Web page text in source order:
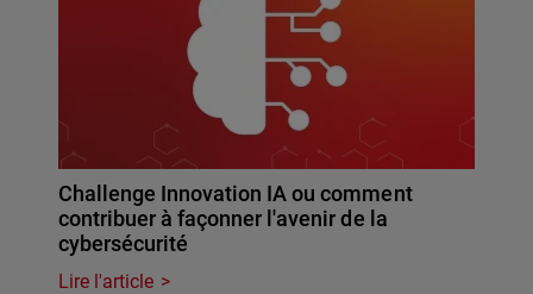
Challenge Innovation IA ou comment
contribuer à façonner l'avenir de la
cybersécurité
Lire l'article